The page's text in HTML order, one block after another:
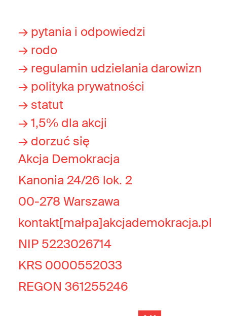
→ pytania i odpowiedzi
→ rodo
→ regulamin udzielania darowizn
→ polityka prywatności
→ statut
→ 1,5% dla akcji
→ dorzuć się
Akcja Demokracja
Kanonia 24/26 lok. 2
00-278 Warszawa
kontakt[małpa]akcjademokracja.pl
NIP 5223026714
KRS 0000552033
REGON 361255246